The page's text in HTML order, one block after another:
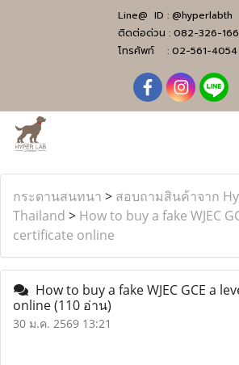
Line@ ID : @hyperlabth
ติดต่อด่วน : 082-326-
โทรศัพท์ : 02-561-4054
กระดานสนทนา > สอบถามสินค้าจาก
Thailand > How to buy a fake WJEC
certificate online
How to buy a fake WJEC GCE a
online(110 อ่าน)
30 ม.ค. 2569 13:21